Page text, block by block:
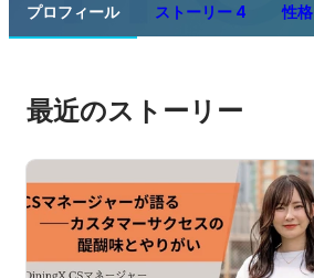
プロフィール ストーリー 4 性格
最近のストーリー